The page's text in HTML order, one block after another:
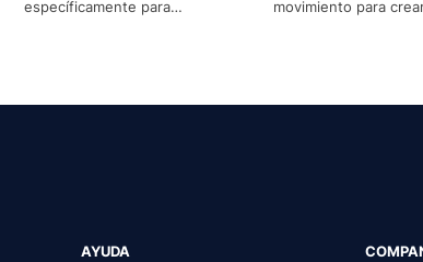
específicamente para
movimiento para
AYUDA